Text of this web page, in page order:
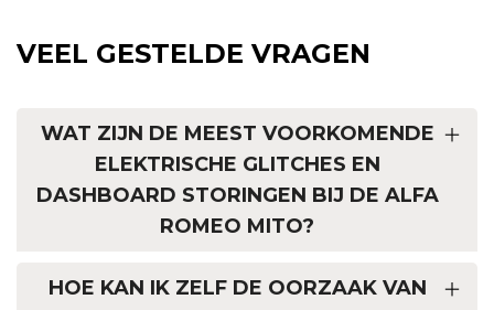
VEEL GESTELDE VRAGEN
WAT ZIJN DE MEEST VOORKOMENDE
ELEKTRISCHE GLITCHES EN
DASHBOARD STORINGEN BIJ DE ALFA
ROMEO MITO?
HOE KAN IK ZELF DE OORZAAK VAN